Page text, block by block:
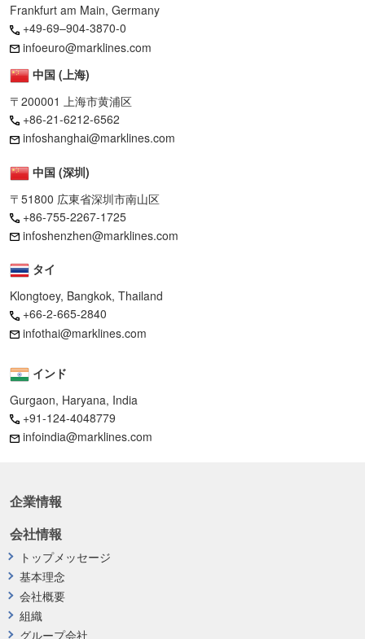
Frankfurt am Main, Germany
+49-69–904-3870-0
infoeuro@marklines.com
中国 (上海)
〒200001 上海市黄浦区
+86-21-6212-6562
infoshanghai@marklines.com
中国 (深圳)
〒51800 広東省深圳市南山区
+86-755-2267-1725
infoshenzhen@marklines.com
タイ
Klongtoey, Bangkok, Thailand
+66-2-665-2840
infothai@marklines.com
インド
Gurgaon, Haryana, India
+91-124-4048779
infoindia@marklines.com
企業情報
会社情報
トップメッセージ
基本理念
会社概要
組織
グループ会社